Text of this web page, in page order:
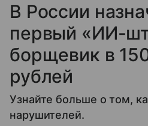
В России
первый «ИИ-
борщевик в
рублей
Узнайте больше о том,
нарушителей.